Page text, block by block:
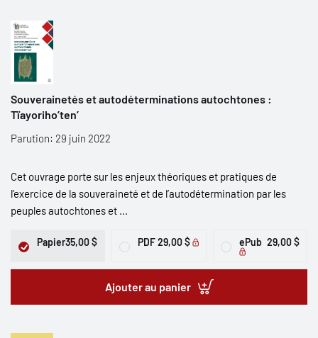
Souverainetés et autodéterminations autochtones :
Tïayoriho’ten’
Parution: 29 juin 2022
Cet ouvrage porte sur les enjeux théoriques et pratiques de
l’exercice de la souveraineté et de l’autodétermination par les
peuples autochtones et ...
Papier35,00 $ PDF29,00 $ ePub 29,00 $
Ajouter au panier